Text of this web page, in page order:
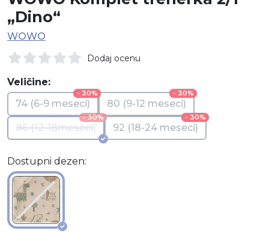
„Dino“
WOWO
Dodaj ocenu
Veličine:
- 30%
74 (6-9 meseci)
- 30%
80 (9-12 meseci)
- 30%
86 (12-18meseci)
- 30%
92 (18-24 meseci)
Dostupni dezen: